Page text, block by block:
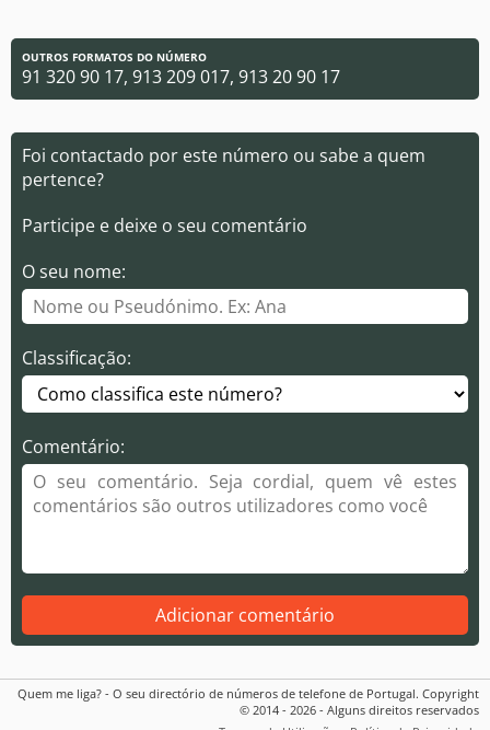
OUTROS FORMATOS DO NÚMERO
91 320 90 17, 913 209 017, 913 20 90 17
Foi contactado por este número ou sabe a quem
pertence?
Participe e deixe o seu comentário
O seu nome:
Classificação:
Comentário:
Adicionar comentário
Quem me liga? - O seu directório de números de telefone de Portugal. Copyright
© 2014 - 2026 - Alguns direitos reservados